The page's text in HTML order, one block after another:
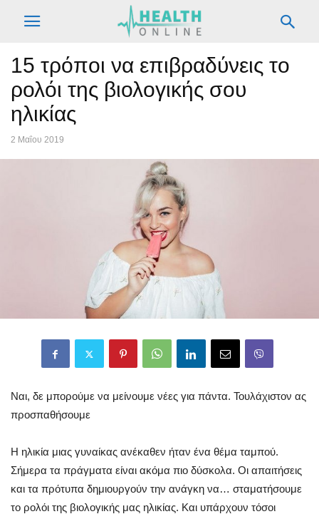
15 τρόποι να επιβραδύνεις το
ρολόι της βιολογικής σου
ηλικίας
2 Μαΐου 2019
Ναι, δε μπορούμε να μείνουμε νέες για πάντα. Τουλάχιστον ας
προσπαθήσουμε
Η ηλικία μιας γυναίκας ανέκαθεν ήταν ένα θέμα ταμπού.
Σήμερα τα πράγματα είναι ακόμα πιο δύσκολα. Οι απαιτήσεις
και τα πρότυπα δημιουργούν την ανάγκη να… σταματήσουμε
το ρολόι της βιολογικής μας ηλικίας. Και υπάρχουν τόσοι